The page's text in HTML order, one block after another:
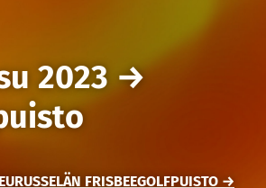
2023 →
FRISBEEGOLFPUISTO →